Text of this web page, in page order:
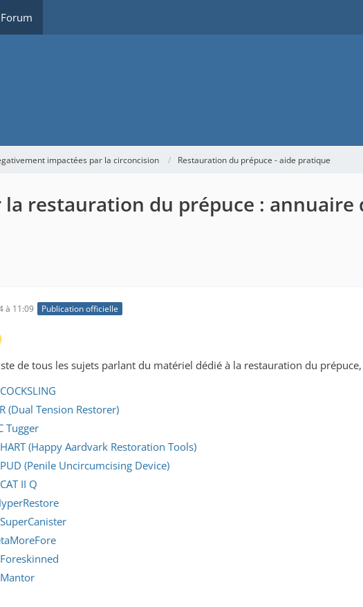
Forum
impactées par la circoncision Restauration du prépuce - aide pratique
restauration du prépuce : annuaire
à 11:09 Publication officielle
de tous les sujets parlant du matériel dédié à la restauration du
(Dual Tension Restorer)
Tugger
(Happy Aardvark Restoration Tools)
(Penile Uncircumcising Device)
II Q